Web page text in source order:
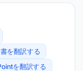
を翻訳する
を翻訳する